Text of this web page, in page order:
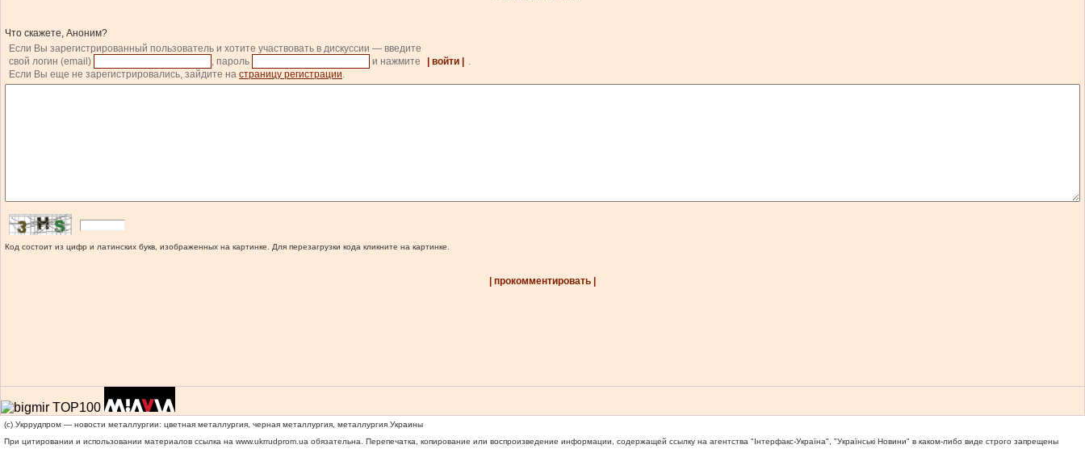
Что скажете, Аноним?
Если Вы зарегистрированный пользователь и хотите участвовать в дискуссии — введите
свой логин (email)
, пароль и нажмите | войти |
.
Если Вы еще не зарегистрировались, зайдите на страницу регистрации.
Код состоит из цифр и латинских букв, изображенных на картинке. Для перезагрузки кода кликните на картинке.
| прокомментировать |
(c) Укррудпром — новости металлургии: цветная металлургия, черная металлургия, металлургия Украины
При цитировании и использовании материалов ссылка на www.ukrrudprom.ua обязательна. Перепечатка, копирование или воспроизведение информации, содержащей ссылку на агентства "Iнтерфакс-Україна", "Українськi Новини" в каком-либо виде строго запрещены